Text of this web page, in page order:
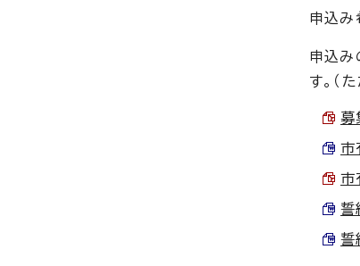
申込み
申込み
す。（
募
市
市
誓
誓